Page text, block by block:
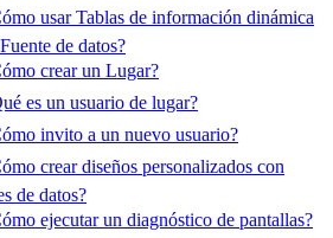
usar Tablas de información dinámica
de datos?
crear un Lugar?
es un usuario de lugar?
invito a un nuevo usuario?
crear diseños personalizados con
de datos?
ejecutar un diagnóstico de pantallas?